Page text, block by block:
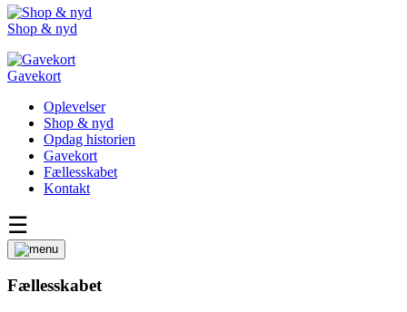
Shop & nyd
Gavekort
Oplevelser
Shop & nyd
Opdag historien
Gavekort
Fællesskabet
Kontakt
☰
Fællesskabet